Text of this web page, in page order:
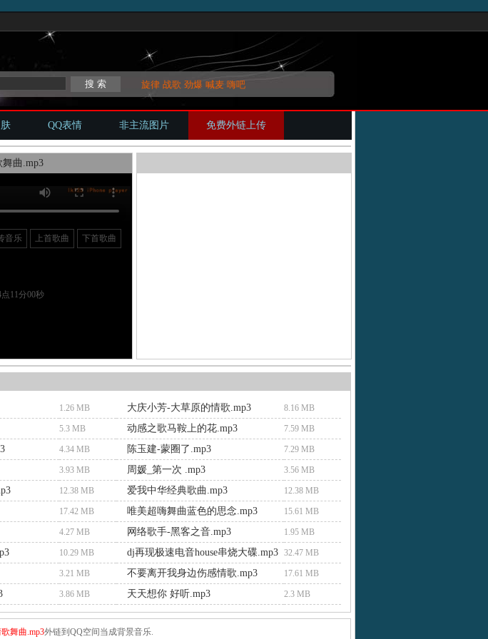
旋律 战歌 劲爆 喊麦 嗨吧
QQ表情 非主流图片 免费外链上传
曲.mp3
音乐 上首歌曲 下首歌曲
点11分00秒
1.26 MB 大庆小芳-大草原的情歌.mp3 8.16 MB
5.3 MB 动感之歌马鞍上的花.mp3 7.59 MB
4.34 MB 陈玉建-蒙圈了.mp3 7.29 MB
3.93 MB 周媛_第一次 .mp3 3.56 MB
12.38 MB 爱我中华经典歌曲.mp3 12.38 MB
17.42 MB 唯美超嗨舞曲蓝色的思念.mp3 15.61 MB
4.27 MB 网络歌手-黑客之音.mp3 1.95 MB
10.29 MB dj再现极速电音house串烧大碟.mp3 32.47 MB
3.21 MB 不要离开我身边伤感情歌.mp3 17.61 MB
3.86 MB 天天想你 好听.mp3 2.3 MB
舞曲.mp3外链到QQ空间当成背景音乐.